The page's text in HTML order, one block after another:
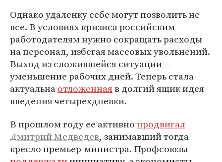
Однако удаленку себе могут позволить не
все. В условиях кризиса российским
работодателям нужно сокращать расходы
на персонал, избегая массовых увольнений.
Выход из сложившейся ситуации —
уменьшение рабочих дней. Теперь стала
актуальнаотложеннаяв долгий ящик идея
введения четырехдневки.
В прошлом году ее активнопродвигал
Дмитрий Медведев, занимавший тогда
кресло премьер-министра. Профсоюзы